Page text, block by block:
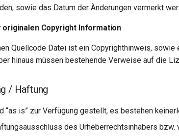
sowie das Datum der Änderungen vermerkt
Copyright Information
Quellcode Datei ist ein Copyrighthinweis, sowie
hinaus müssen bestehende Verweise auf die
/ Haftung
“as is” zur Verfügung gestellt, es bestehen
des Urheberrechtsinhabers bzw.